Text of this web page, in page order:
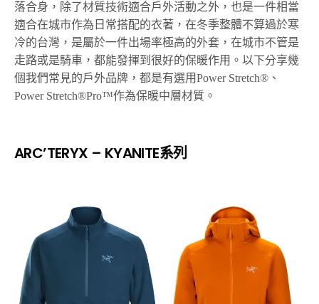
落合身，除了材質技術適合戶外活動之外，也是一件相當
適合在城市作為日常搭配的衣著，在冬季整體不算過於寒
冷的台灣，是屬於一件出場率極高的外套，在城市不管是
走路或是騎車，都能發揮到很好的保暖作用。以下分享幾
個我們常見的戶外品牌，都是有選用Power Stretch®、
Power Stretch®Pro™作為保暖中層材質。
ARC’TERYX – KYANITE系列